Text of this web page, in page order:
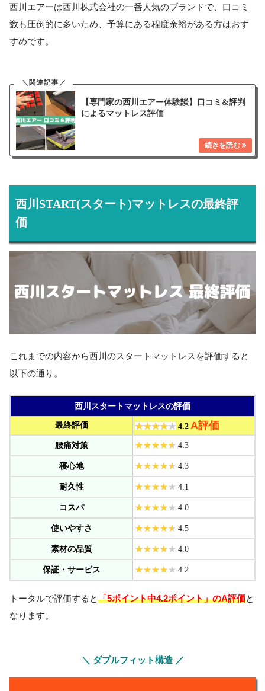
西川エアーは西川株式会社の一番人気のブランドで、口コミ
数も圧倒的に多いため、予算にある程度余裕がある方はおす
すめです。
【専門家の西川エアー体験談】口コミ&評判
によるマットレス評価
西川START(スタート)マットレスの最終評
価
これまでの内容から西川のスタートマットレスを評価すると
以下の通り。
西川スタートマットレスの評価
最終評価 4.2 A評価
腰痛対策 4.3
寝心地 4.3
耐久性 4.1
コスパ 4.0
使いやすさ 4.5
素材の品質 4.0
保証・サービス 4.2
トータルで評価すると 「5ポイント中4.2ポイント」のA評価と
なります。
＼ ダブルフィット構造 ／